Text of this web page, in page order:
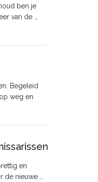
ben je
van de …
Begeleid
weg en
en
nieuwe …